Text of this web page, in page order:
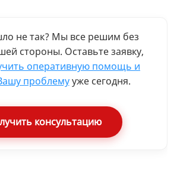
не так? Мы все решим без
стороны. Оставьте заявку,
оперативную помощь и
проблемууже сегодня.
консультацию